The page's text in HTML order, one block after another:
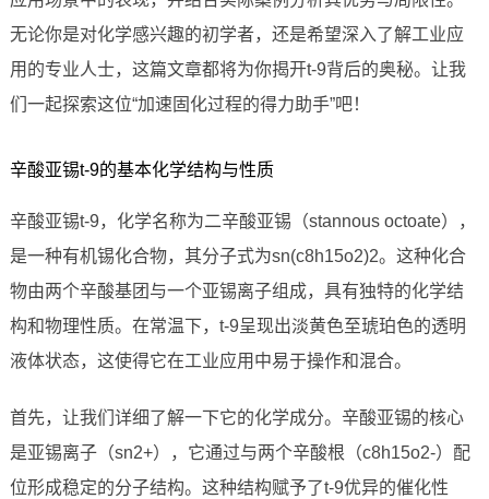
无论你是对化学感兴趣的初学者，还是希望深入了解工业应
用的专业人士，这篇文章都将为你揭开t-9背后的奥秘。让我
们一起探索这位“加速固化过程的得力助手”吧！
辛酸亚锡t-9的基本化学结构与性质
辛酸亚锡t-9，化学名称为二辛酸亚锡（stannous octoate），
是一种有机锡化合物，其分子式为sn(c8h15o2)2。这种化合
物由两个辛酸基团与一个亚锡离子组成，具有独特的化学结
构和物理性质。在常温下，t-9呈现出淡黄色至琥珀色的透明
液体状态，这使得它在工业应用中易于操作和混合。
首先，让我们详细了解一下它的化学成分。辛酸亚锡的核心
是亚锡离子（sn2+），它通过与两个辛酸根（c8h15o2-）配
位形成稳定的分子结构。这种结构赋予了t-9优异的催化性